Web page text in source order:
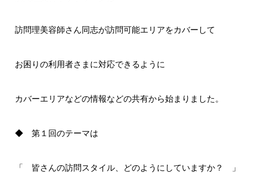
訪問理美容師さん同志が訪問可能エリアをカバーして
お困りの利用者さまに対応できるように
カバーエリアなどの情報などの共有から始まりました。
◆ 第１回のテーマは
「 皆さんの訪問スタイル、どのようにしていますか？ 」